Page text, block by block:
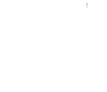
!